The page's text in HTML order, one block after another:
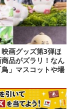
映画グッズ第3弾ほ
品がズラリ！なん
」マスコットや場
ど必見のラインナ